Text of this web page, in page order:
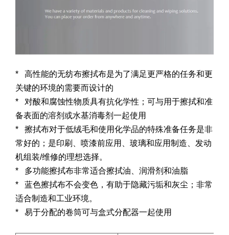
* 高性能的无纺布擦拭布是为了满足更严格的任务和更
关键的环境的需要而设计的
* 对酸和腐蚀性物质具有抗化学性；可与用于擦拭和准
备表面的溶剂或水基消毒剂一起使用
* 擦拭布对于低绒毛和使用化学品的特殊准备任务是非
常好的；是印刷、喷漆前应用、玻璃和应用制造、发动
机组装/维修的理想选择。
* 多功能擦拭布非常适合擦拭油、润滑剂和油脂
* 蓝色擦拭布不会变色，有助于隐藏污垢和灰尘；非常
适合制造和工业环境。
* 易于分配的卷筒可与盒式分配器一起使用